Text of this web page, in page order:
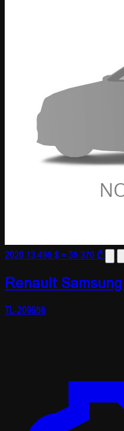
2020 13 495 $≈ 35 370 ₾
Renault
TL-209958